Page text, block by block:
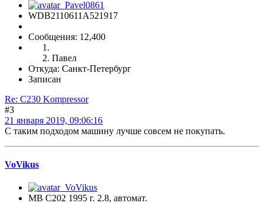
WDB2110611A521917
Сообщения: 12,400
Павел
Откуда: Санкт-Петербург
Записан
Re: C230 Kompressor
#3
21 января 2019, 09:06:16
С таким подходом машину лучше совсем не покупать.
VoVikus
MB C202 1995 г. 2.8, автомат.